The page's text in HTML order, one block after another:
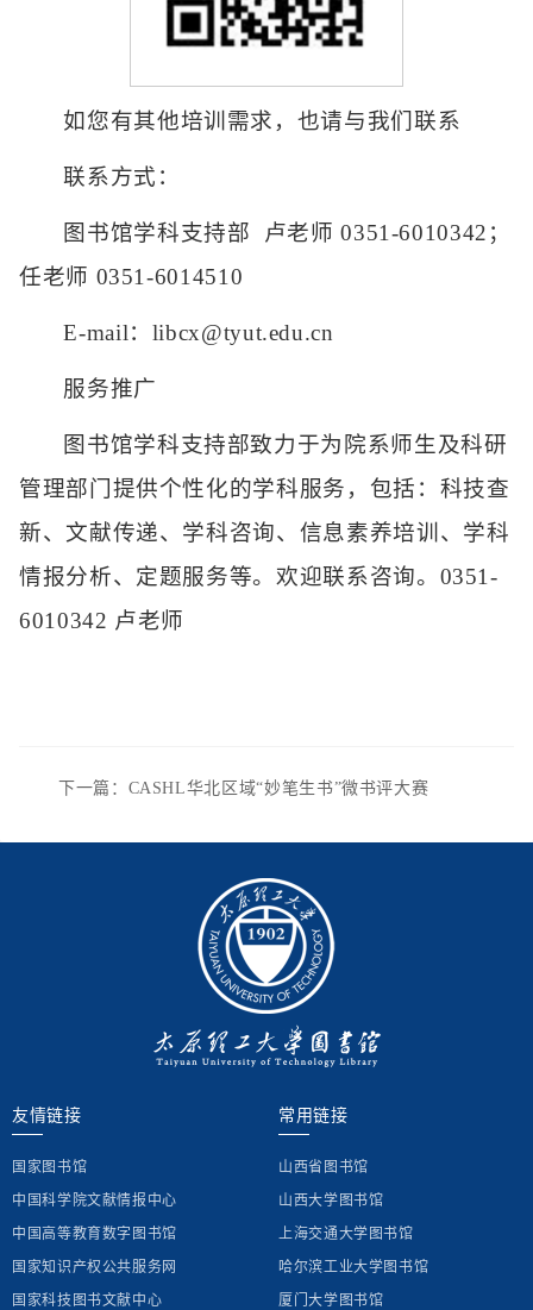
如您有其他培训需求，也请与我们联系
联系方式：
图书馆学科支持部 卢老师 0351-6010342；
任老师 0351-6014510
E-mail：libcx@tyut.edu.cn
服务推广
图书馆学科支持部致力于为院系师生及科研
管理部门提供个性化的学科服务，包括：科技查
新、文献传递、学科咨询、信息素养培训、学科
情报分析、定题服务等。欢迎联系咨询。0351-
6010342 卢老师
下一篇：CASHL华北区域“妙笔生书”微书评大赛
友情链接
国家图书馆
中国科学院文献情报中心
中国高等教育数字图书馆
国家知识产权公共服务网
国家科技图书文献中心
常用链接
山西省图书馆
山西大学图书馆
上海交通大学图书馆
哈尔滨工业大学图书馆
厦门大学图书馆